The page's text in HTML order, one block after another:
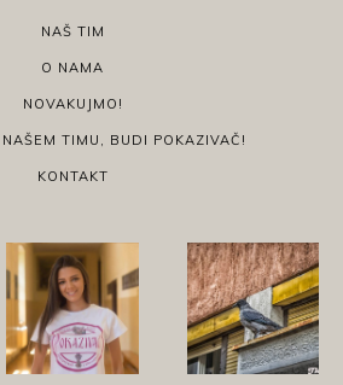
NAŠ TIM
O NAMA
NOVAKUJMO!
TIMU, BUDI POKAZIVAČ!
KONTAKT